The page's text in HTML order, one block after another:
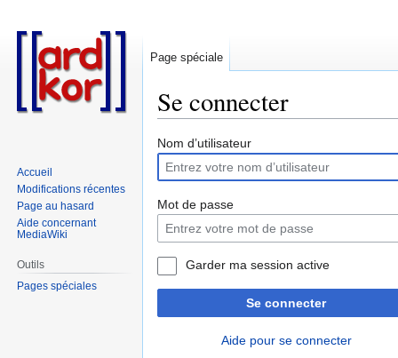
Se connecter
Aller
la
navigation
Aller
la
recherche
Nom d’utilisateur
Mot de passe
Garder ma session active
Se connecter
Aide pour se connecter
Page spéciale
Accueil
Modifications récentes
Page au hasard
Aide concernant
MediaWiki
Outils
Pages spéciales